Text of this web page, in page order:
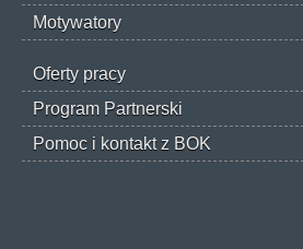
Motywatory
Oferty pracy
Program Partnerski
Pomoc i kontakt z BOK